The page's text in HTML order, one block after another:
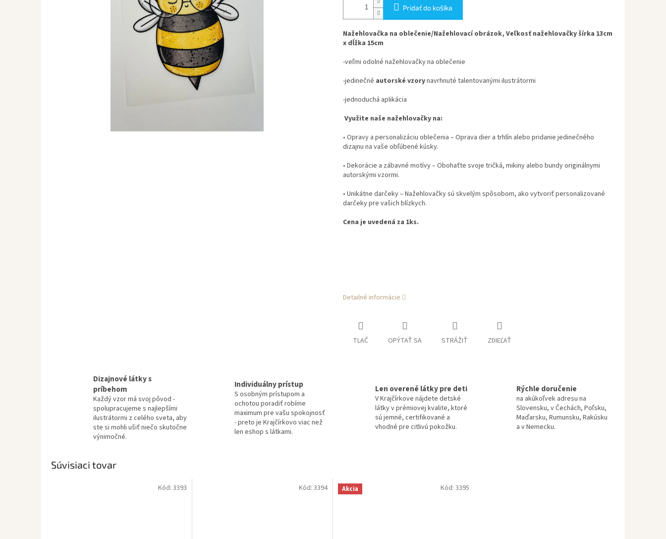
Pridať do košíka
Nažehlovačka na oblečenie/Nažehlovací obrázok, Veľkosť nažehlovačky šírka 13cm
x dĺžka 15cm
-veľmi odolné nažehlovačky na oblečenie
-jedinečné autorské vzorynavrhnuté talentovanými ilustrátormi
-jednoduchá aplikácia
Využite naše nažehlovačky na:
• Opravy a personalizáciu oblečenia – Oprava dier a trhlín alebo pridanie jedinečného
dizajnu na vaše obľúbené kúsky.
• Dekorácie a zábavné motívy– Obohaťte svoje tričká, mikiny alebo bundy originálnymi
autorskými vzormi.
• Unikátne darčeky– Nažehlovačky sú skvelým spôsobom, ako vytvoriť personalizované
darčeky pre vašich blízkych.
Cena je uvedená za 1ks.
Detailné informácie
TLAČ OPÝTAŤ SA STRÁŽIŤ ZDIEĽAŤ
Dizajnové látky s
príbehom
Každý vzor má svoj pôvod -
spolupracujeme s najlepšími
ilustrátormi z celého sveta, aby
ste si mohli ušiť niečo skutočne
výnimočné.
Individuálny prístup
S osobným prístupom a
ochotou poradiť robíme
maximum pre vašu spokojnosť
- preto je Krajčírkovo viac než
len eshop s látkami.
Len overené látky pre deti
V Krajčírkove nájdete detské
látky v prémiovej kvalite, ktoré
sú jemné, certifikované a
vhodné pre citlivú pokožku.
Rýchle doručenie
na akúkoľvek adresu na
Slovensku, v Čechách, Poľsku,
Maďarsku, Rumunsku, Rakúsku
a v Nemecku.
Súvisiaci tovar
Kód: 3393 Kód: 3394 Akcia Kód: 3395